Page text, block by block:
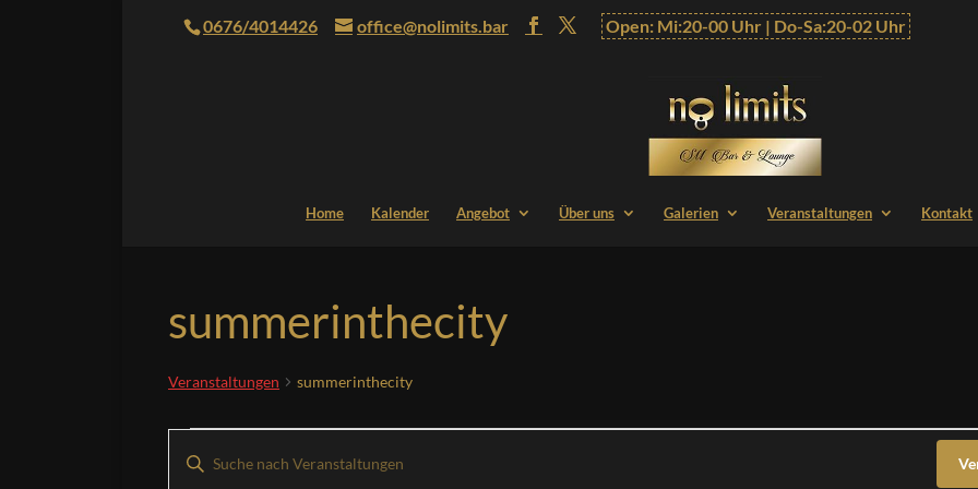
0676/4014426 office@nolimits.bar Open: Mi:20-00 Uhr | Do-Sa:20-02 Uhr
Home Kalender Angebot Über uns Galerien Veranstaltungen Kontakt
summerinthecity
Veranstaltungen summerinthecity
Suche
Bitte